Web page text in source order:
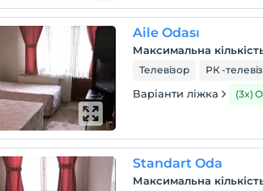
Aile Odası
Максимальна
Телевізор РК -
Варіанти ліжка (3x)
Standart Oda
Максимальна